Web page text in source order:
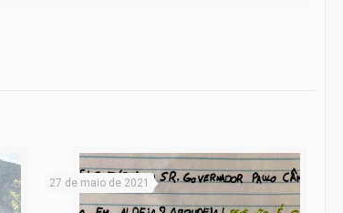
27 de maio de 2021